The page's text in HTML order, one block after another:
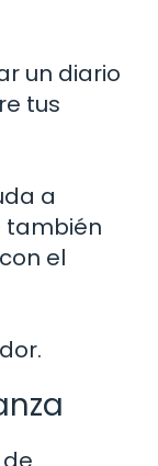
un diario
tus
a
también
el